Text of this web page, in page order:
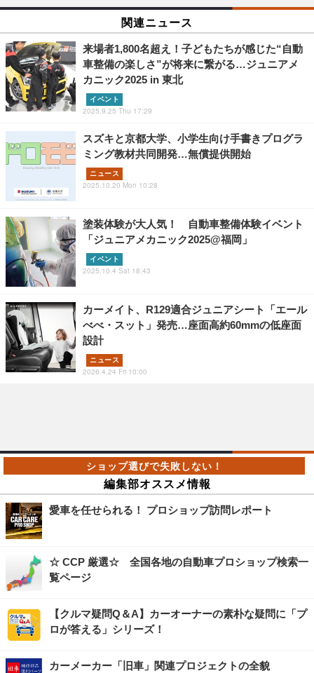
関連ニュース
来場者1,800名超え！子どもたちが感じた“自動
車整備の楽しさ”が将来に繋がる…ジュニアメ
カニック2025 in 東北
イベント
2025.9.25 Thu 17:29
スズキと京都大学、小学生向け手書きプログラ
ミング教材共同開発…無償提供開始
ニュース
2025.10.20 Mon 10:28
塗装体験が大人気！ 自動車整備体験イベント
「ジュニアメカニック2025@福岡」
イベント
2025.10.4 Sat 18:43
カーメイト、R129適合ジュニアシート「エール
べべ・スット」発売…座面高約60mmの低座面
設計
ニュース
2026.4.24 Fri 10:00
編集部オススメ情報
愛車を任せられる！ プロショップ訪問レポート
☆ CCP 厳選☆ 全国各地の自動車プロショップ検索一
覧ページ
【クルマ疑問Q＆A】カーオーナーの素朴な疑問に「プ
ロが答える」シリーズ！
カーメーカー「旧車」関連プロジェクトの全貌